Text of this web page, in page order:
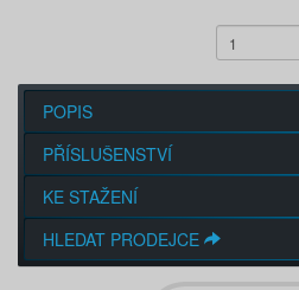
POPIS
PŘÍSLUŠENSTVÍ
KE STAŽENÍ
HLEDAT PRODEJCE